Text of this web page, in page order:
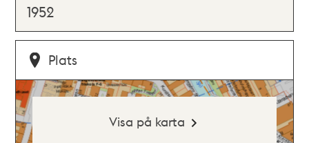
1952
Plats
Visa på karta